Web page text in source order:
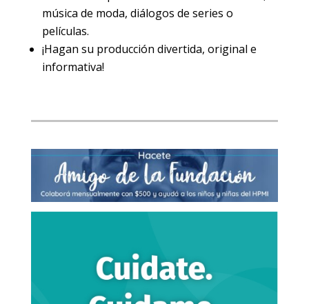
música de moda, diálogos de series o
películas.
¡Hagan su producción divertida, original e
informativa!